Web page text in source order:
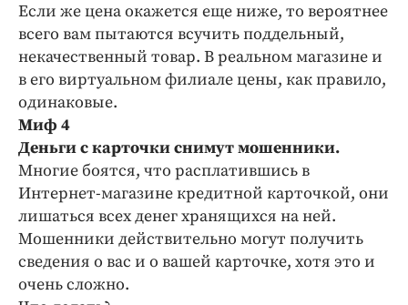
Если же цена окажется еще ниже, то вероятнее
всего вам пытаются всучить поддельный,
некачественный товар. В реальном магазине и
в его виртуальном филиале цены, как правило,
одинаковые.
Миф 4
Деньги с карточки снимут мошенники.
Многие боятся, что расплатившись в
Интернет-магазине кредитной карточкой, они
лишаться всех денег хранящихся на ней.
Мошенники действительно могут получить
сведения о вас и о вашей карточке, хотя это и
очень сложно.